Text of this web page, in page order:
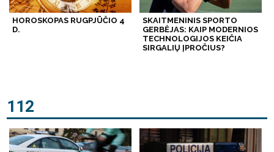
HOROSKOPAS RUGPJŪČIO 4
D.
SKAITMENINIS SPORTO
GERBĖJAS: KAIP MODERNIOS
TECHNOLOGIJOS KEIČIA
SIRGALIŲ ĮPROČIUS?
112